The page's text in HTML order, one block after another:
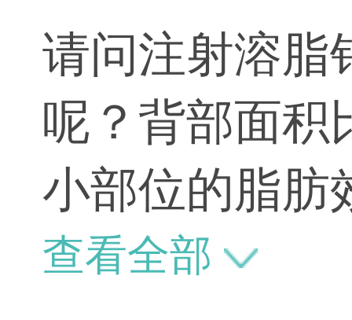
请问注射溶脂
呢？背部面积
小部位的脂肪
查看全部